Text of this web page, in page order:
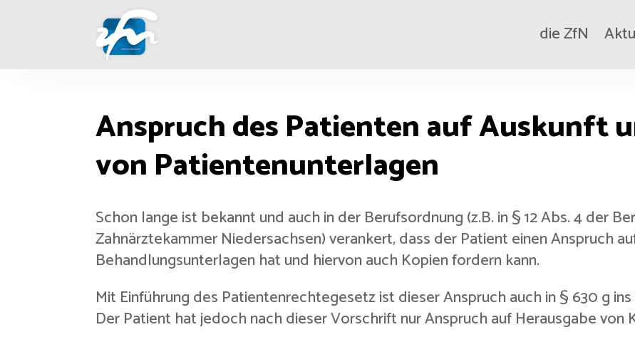
die ZfN
Anspruch des Patienten auf Auskunft
von Patientenunterlagen
Schon lange ist bekannt und auch in der Berufsordnung (z.B. in § 12 Abs. 4 der
Zahnärztekammer Niedersachsen) verankert, dass der Patient einen Anspruch
Behandlungsunterlagen hat und hiervon auch Kopien fordern kann.
Mit Einführung des Patientenrechtegesetz ist dieser Anspruch auch in § 630 g
Der Patient hat jedoch nach dieser Vorschrift nur Anspruch auf Herausgabe